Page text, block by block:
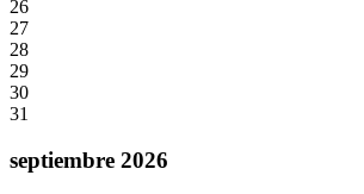
26
27
28
29
30
31
septiembre 2026